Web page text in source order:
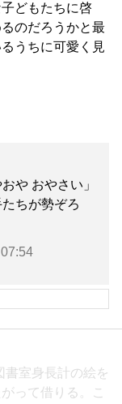
どもたちに啓
のだろうかと最
うちに可愛く見
や おやさい」
ちが勢ぞろ
書室身長計の絵を
って借りる。こ